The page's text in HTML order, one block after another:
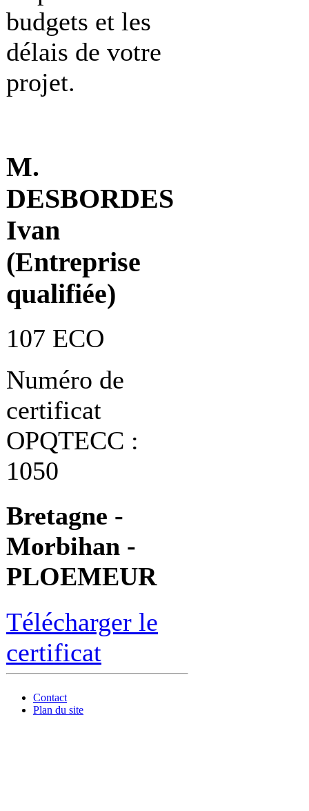
budgets et les
délais de votre
projet.
M.
DESBORDES
Ivan
(Entreprise
qualifiée)
107 ECO
Numéro de
certificat
OPQTECC :
1050
Bretagne -
Morbihan -
PLOEMEUR
Télécharger le
certificat
Contact
Plan du site